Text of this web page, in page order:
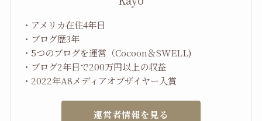
・アメリカ在住4年目
・ブログ歴3年
・5つのブログを運営（Cocoon＆SWELL)
・ブログ2年目で200万円以上の収益
・2022年A8メディアオブザイヤー入賞
運営者情報を見る